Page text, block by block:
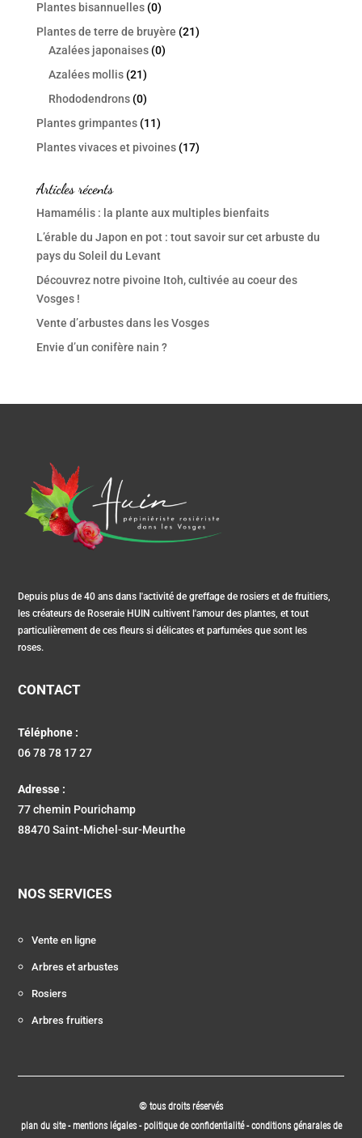
Plantes bisannuelles (0)
Plantes de terre de bruyère (21)
Azalées japonaises (0)
Azalées mollis (21)
Rhododendrons (0)
Plantes grimpantes (11)
Plantes vivaces et pivoines (17)
Articles récents
Hamamélis : la plante aux multiples bienfaits
L’érable du Japon en pot : tout savoir sur cet arbuste du
pays du Soleil du Levant
Découvrez notre pivoine Itoh, cultivée au coeur des
Vosges !
Vente d’arbustes dans les Vosges
Envie d’un conifère nain ?
Depuis plus de 40 ans dans l'activité de greffage de rosiers et de fruitiers,
les créateurs de Roseraie HUIN cultivent l'amour des plantes, et tout
particulièrement de ces fleurs si délicates et parfumées que sont les
roses.
CONTACT
Téléphone :
06 78 78 17 27
Adresse :
77 chemin Pourichamp
88470 Saint-Michel-sur-Meurthe
NOS SERVICES
Vente en ligne
Arbres et arbustes
Rosiers
Arbres fruitiers
© tous droits réservés
plan du site-mentions légales -politique de confidentialité-conditions génarales de